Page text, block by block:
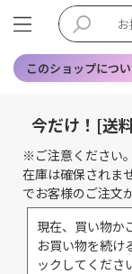
このショップにつ
今だけ！[送
※ご注意ください
在庫は確保されま
でお客様のご注文
現在、買い物か
お買い物を続け
ックしてくださ